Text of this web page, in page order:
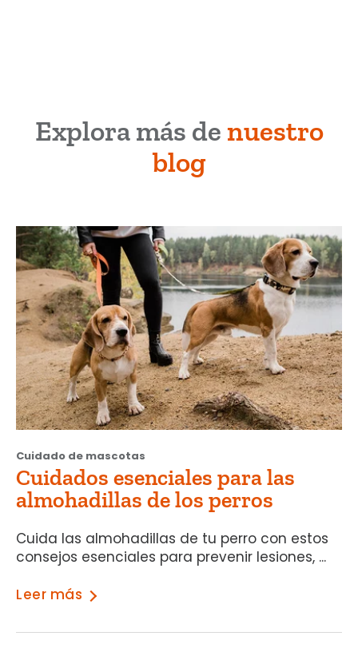
Explora más denuestro
blog
Cuidado de mascotas
Cuidados esenciales para las
almohadillas de los perros
Cuida las almohadillas de tu perro con estos
consejos esenciales para prevenir lesiones, ...
Leer más